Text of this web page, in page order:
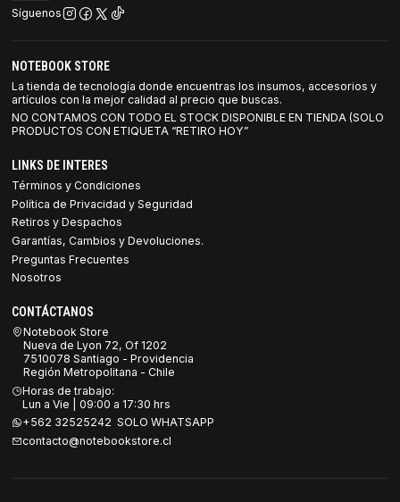
Síguenos
NOTEBOOK STORE
La tienda de tecnología donde encuentras los insumos, accesorios y
artículos con la mejor calidad al precio que buscas.
NO CONTAMOS CON TODO EL STOCK DISPONIBLE EN TIENDA (SOLO
PRODUCTOS CON ETIQUETA “RETIRO HOY”
LINKS DE INTERES
Términos y Condiciones
Política de Privacidad y Seguridad
Retiros y Despachos
Garantías, Cambios y Devoluciones.
Preguntas Frecuentes
Nosotros
CONTÁCTANOS
Notebook Store
Nueva de Lyon 72, Of 1202
7510078 Santiago - Providencia
Región Metropolitana - Chile
Horas de trabajo:
Lun a Vie | 09:00 a 17:30 hrs
+562 32525242 SOLO WHATSAPP
contacto@notebookstore.cl